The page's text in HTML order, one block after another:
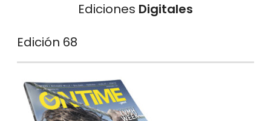
Ediciones Digitales
Edición 68